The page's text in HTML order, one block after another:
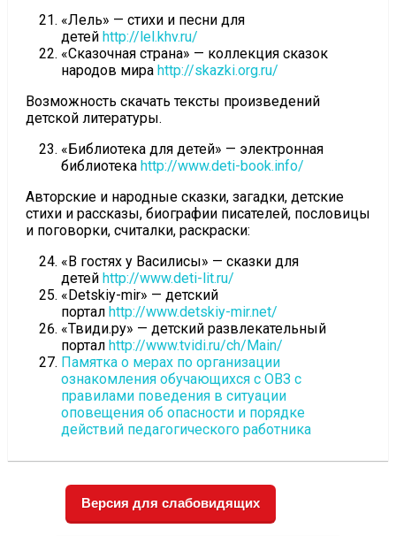
«Лель» — стихи и песни для
детей http://lel.khv.ru/
«Сказочная страна» — коллекция сказок
народов мира http://skazki.org.ru/
Возможность скачать тексты произведений
детской литературы.
«Библиотека для детей» — электронная
библиотека http://www.deti-book.info/
Авторские и народные сказки, загадки, детские
стихи и рассказы, биографии писателей, пословицы
и поговорки, считалки, раскраски:
«В гостях у Василисы» — сказки для
детей http://www.deti-lit.ru/
«Detskiy-mir» — детский
портал http://www.detskiy-mir.net/
«Твиди.ру» — детский развлекательный
портал http://www.tvidi.ru/ch/Main/
Памятка о мерах по организации
ознакомления обучающихся с ОВЗ с
правилами поведения в ситуации
оповещения об опасности и порядке
действий педагогического работника
Версия для слабовидящих